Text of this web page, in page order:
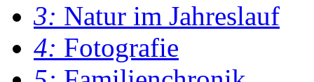
3: Natur im Jahreslauf
4: Fotografie